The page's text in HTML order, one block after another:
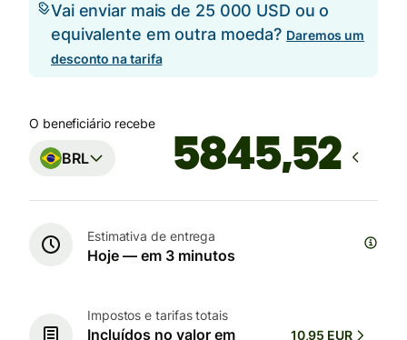
Vai enviar mais de 25 000 USD ou o
equivalente em outra moeda? Daremos um
desconto na tarifa
O beneficiário recebe
BRL
Estimativa de entrega
Hoje — em 3 minutos
Impostos e tarifas totais
Incluídos no valor em
10,95 EUR